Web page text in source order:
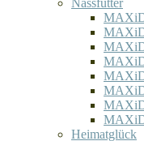
Nassfutter
Heimatglück